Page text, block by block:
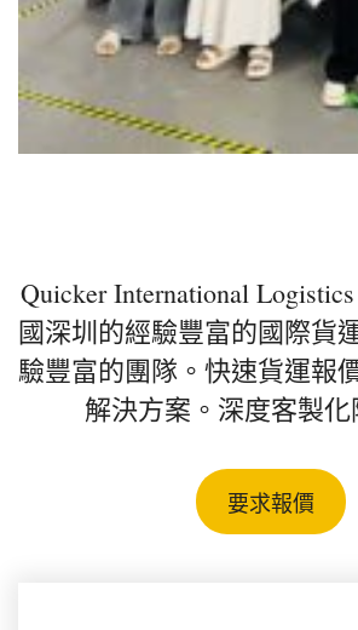
Quicker International
國深圳的經驗豐富的國際貨
驗豐富的團隊。快速貨運報
解決方案。深度客製
要求報價